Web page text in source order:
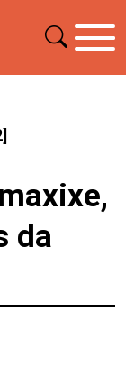
da